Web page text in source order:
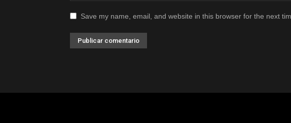
Save my name, email, and website in this browser for the next